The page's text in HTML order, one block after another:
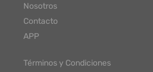
Nosotros
Contacto
APP
Términos y Condiciones